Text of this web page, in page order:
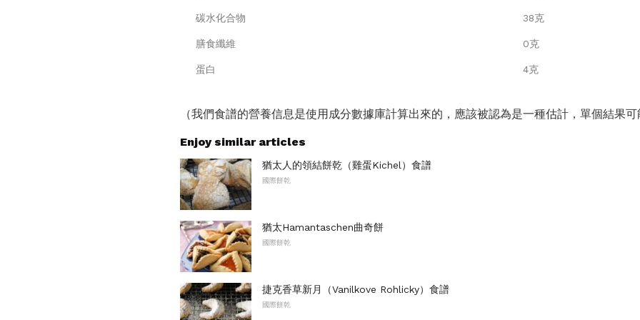
碳水化合物 38克
膳食纖維 0克
蛋白 4克
（我們食譜的營養信息是使用成分數據庫計算出來的，應該被認為是一種估計，單個結果可
Enjoy similar articles
猶太人的領結餅乾（雞蛋Kichel）食譜
國際餅乾
猶太Hamantaschen曲奇餅
國際餅乾
捷克香草新月（Vanilkove Rohlicky）食譜
國際餅乾